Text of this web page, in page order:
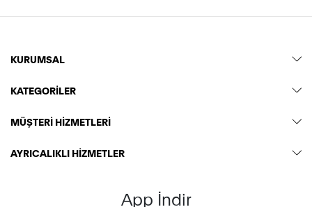
KURUMSAL
KATEGORİLER
MÜŞTERİ HİZMETLERİ
AYRICALIKLI HİZMETLER
App İndir